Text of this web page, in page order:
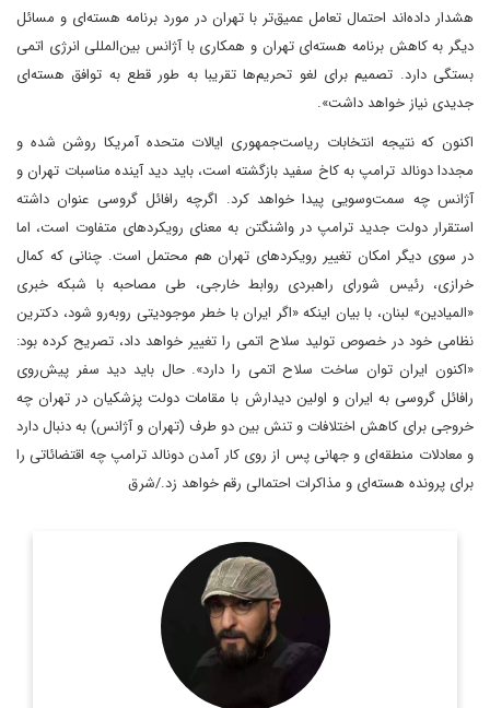
هشدار داده‌اند‌ احتمال تعامل عمیق‌تر با تهران در مورد برنامه هسته‌ای و مسائل
دیگر به کاهش برنامه هسته‌ای تهران و همکاری با آژانس بین‌المللی انرژی اتمی
بستگی دارد. تصمیم برای لغو تحریم‌ها تقریبا به طور قطع به توافق هسته‌ای
جدیدی نیاز خواهد داشت».
اکنون که نتیجه انتخابات ریاست‌جمهوری ایالات متحده آمریکا روشن شده و
مجددا دونالد ترامپ به کاخ سفید بازگشته است، باید دید‌ آینده مناسبات تهران و
آژانس چه سمت‌و‌سویی پیدا خواهد کرد. اگرچه رافائل گروسی عنوان داشته
استقرار دولت جدید ترامپ در واشنگتن به معنای رویکردهای متفاوت است، اما
در سوی دیگر امکان تغییر رویکردهای تهران هم محتمل است. چنانی که کمال
خرازی، رئیس شورای راهبردی روابط خارجی، طی مصاحبه‌ با شبکه خبری
«المیادین» لبنان، با بیان اینکه «اگر ایران با خطر موجودیتی روبه‌رو شود، دکترین
نظامی خود در خصوص تولید سلاح اتمی را تغییر خواهد داد، تصریح کرده بود:
«اکنون ایران توان ساخت سلاح اتمی را دارد». حال باید دید‌‌ سفر پیش‌روی
رافائل گروسی به ایران و اولین دیدارش با مقامات دولت پزشکیان در تهران چه
خروجی برای کاهش اختلافات و تنش بین دو طرف‌ (تهران و آژانس) به دنبال دارد
و معادلات منطقه‌ای و جهانی پس از روی کار آمدن دونالد ترامپ چه اقتضائاتی را
برای پرونده هسته‌ای و مذاکرات احتمالی رقم خواهد زد./شرق
روزنامه نگار و کارشناس ارشد روزنامه نگاری سیاسی و عضو
تحریریه دیپلماسی ایرانی.
اطلاعات بیشتر